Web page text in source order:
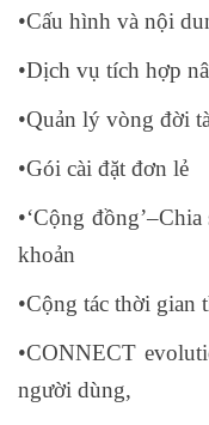
•Cấu hình và nội
•Dịch vụ tích hợp
•Quản lý vòng đời
•Gói cài đặt đơn lẻ
•‘Cộng
khoản
•Cộng tác thời gian
•CONNECT
người dùng,